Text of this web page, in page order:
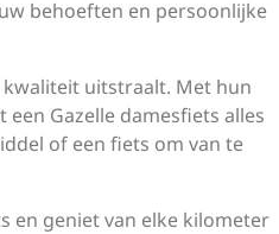
behoeften en persoonlijke
uitstraalt. Met hun
Gazelle damesfiets alles
of een fiets om van te
en geniet van elke kilometer